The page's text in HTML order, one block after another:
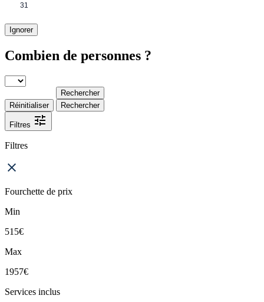
31
Ignorer
Combien de personnes ?
Rechercher
Réinitialiser
Rechercher
Filtres
Filtres
Fourchette de prix
Min
515€
Max
1957€
Services inclus